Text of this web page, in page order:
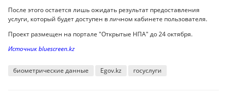
После этого остается лишь ожидать результат предоставления
услуги, который будет доступен в личном кабинете пользователя.
Проект размещен на портале "Открытые НПА" до 24 октября.
Источник bluescreen.kz
биометрические данные Egov.kz госуслуги